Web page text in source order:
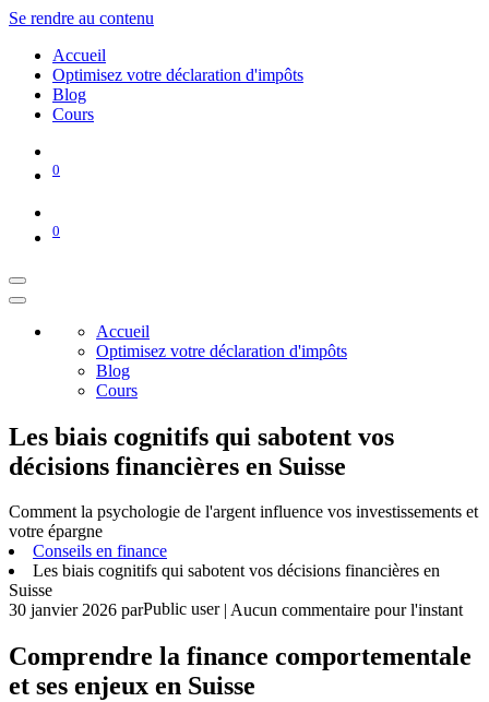
Se rendre au contenu
Accueil
Optimisez votre déclaration d'impôts
Blog
Cours
0
0
Accueil
Optimisez votre déclaration d'impôts
Blog
Cours
Les biais cognitifs qui sabotent vos
décisions financières en Suisse
Comment la psychologie de l'argent influence vos investissements et
votre épargne
Conseils en finance
Les biais cognitifs qui sabotent vos décisions financières en
Suisse
30 janvier 2026 parPublic user | Aucun commentaire pour l'instant
Comprendre la finance comportementale
et ses enjeux en Suisse